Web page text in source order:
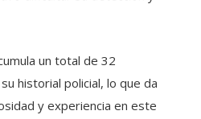
un total de 32
historial policial, lo que da
y experiencia en este